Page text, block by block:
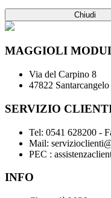
Chiudi
MAGGIOLI
Via del Carpino 8
47822
SERVIZIO
Tel: 0541 628200 -
Mail:
PEC :
INFO